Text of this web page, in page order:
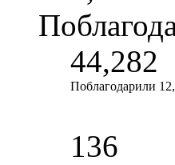
44,282
Поблагодарили
136